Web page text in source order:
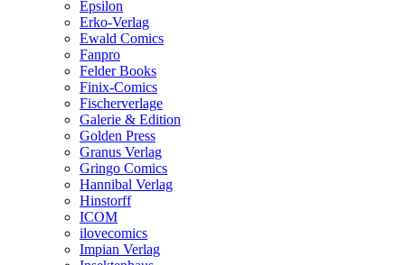
Epsilon
Erko-Verlag
Ewald Comics
Fanpro
Felder Books
Finix-Comics
Fischerverlage
Galerie & Edition
Golden Press
Granus Verlag
Gringo Comics
Hannibal Verlag
Hinstorff
ICOM
ilovecomics
Impian Verlag